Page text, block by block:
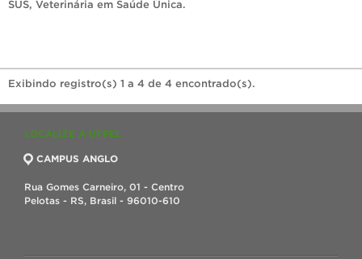
SUS, Veterinária em Saúde Única.
Exibindo registro(s) 1 a 4 de 4 encontrado(s).
LOCALIZE A UFPEL
CAMPUS ANGLO
Rua Gomes Carneiro, 01 - Centro
Pelotas - RS, Brasil - 96010-610